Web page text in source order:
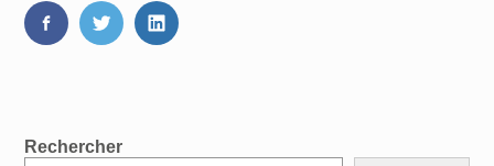
FaceBookTwitterLinkedIn
Blog
Rechercher